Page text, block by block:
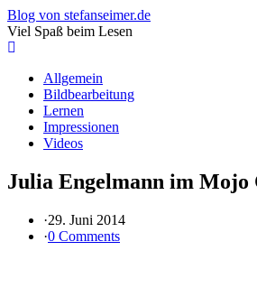
Blog von stefanseimer.de
Viel Spaß beim Lesen
Allgemein
Bildbearbeitung
Lernen
Impressionen
Videos
Julia Engelmann im Mojo
·29. Juni 2014
·0 Comments